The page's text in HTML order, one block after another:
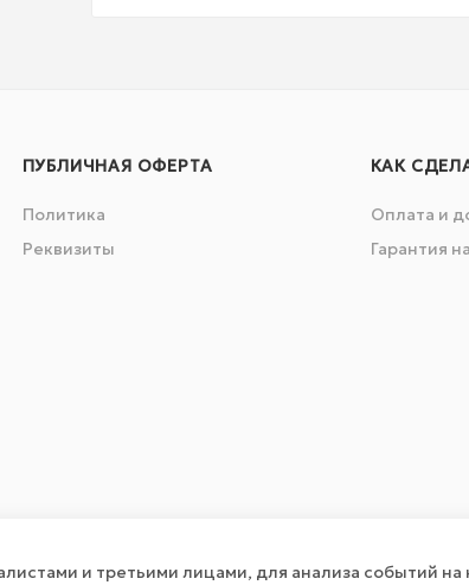
ПУБЛИЧНАЯ ОФЕРТА
Политика
Реквизиты
КАК
Оплата и
Гарантия
и третьими лицами, для анализа событий на